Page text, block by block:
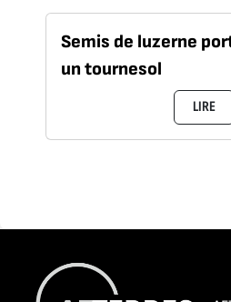
Semis de luzerne
un tournesol
LIRE